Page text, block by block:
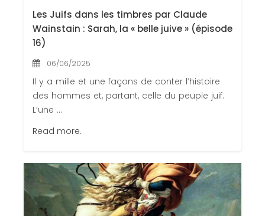
Les Juifs dans les timbres par Claude
Wainstain : Sarah, la « belle juive » (épisode
16)
06/06/2025
Il y a mille et une façons de conter l’histoire
des hommes et, partant, celle du peuple juif.
L’une ...
Read more.